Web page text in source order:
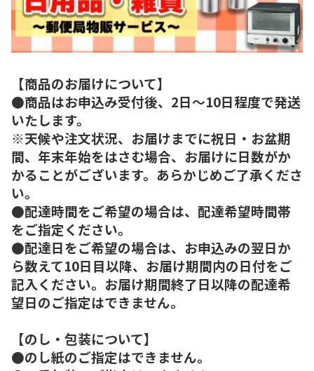
【商品のお届けについて】
●商品はお申込み受付後、2日～10日程度で発送
いたします。
※天候や注文状況、お届けまでに祝日・お盆期
間、年末年始をはさむ場合、お届けに日数がか
かることがございます。あらかじめご了承くださ
い。
●配達時間をご希望の場合は、配達希望時間帯
をご指定ください。
●配達日をご希望の場合は、お申込みの翌日か
ら数えて10日目以降、お届け期間内の日付をご
記入ください。お届け期間終了日以降の配達希
望日のご指定はできません。
【のし・包装について】
●のし紙のご指定はできません。